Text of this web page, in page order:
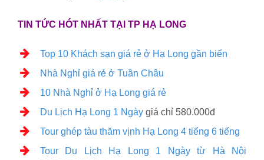
TIN TỨC HÓT NHẤT TẠI TP HẠ LONG
Top 10 Khách sạn giá rẻ ở Hạ Long gần biển
Nhà Nghỉ giá rẻ ở Tuần Châu
10 Nhà Nghỉ ở Hạ Long giá rẻ
Du Lịch Hạ Long 1 Ngày giá chỉ 580.000đ
Tour ghép tàu thăm vịnh Hạ Long 4 tiếng 6 tiếng
Tour Du Lịch Hạ Long 1 Ngày từ Hà Nội